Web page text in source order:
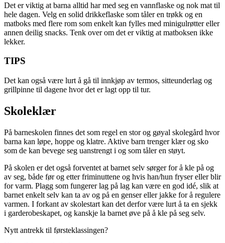
Det er viktig at barna alltid har med seg en vannflaske og nok mat til
hele dagen. Velg en solid drikkeflaske som tåler en trøkk og en
matboks med flere rom som enkelt kan fylles med minigulrøtter eller
annen deilig snacks. Tenk over om det er viktig at matboksen ikke
lekker.
TIPS
Det kan også være lurt å gå til innkjøp av termos, sitteunderlag og
grillpinne til dagene hvor det er lagt opp til tur.
Skoleklær
På barneskolen finnes det som regel en stor og gøyal skolegård hvor
barna kan løpe, hoppe og klatre. Aktive barn trenger klær og sko
som de kan bevege seg uanstrengt i og som tåler en støyt.
På skolen er det også forventet at barnet selv sørger for å kle på og
av seg, både før og etter friminuttene og hvis han/hun fryser eller blir
for varm. Plagg som fungerer lag på lag kan være en god idé, slik at
barnet enkelt selv kan ta av og på en genser eller jakke for å regulere
varmen. I forkant av skolestart kan det derfor være lurt å ta en sjekk
i garderobeskapet, og kanskje la barnet øve på å kle på seg selv.
Nytt antrekk til førsteklassingen?